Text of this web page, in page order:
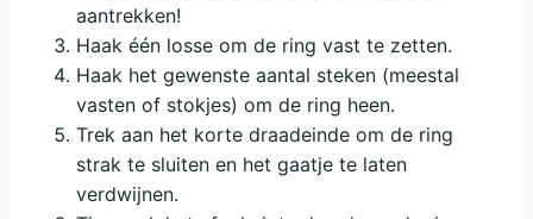
aantrekken!
Haak één losse om de ring vast te zetten.
Haak het gewenste aantal steken (meestal
vasten of stokjes) om de ring heen.
Trek aan het korte draadeinde om de ring
strak te sluiten en het gaatje te laten
verdwijnen.